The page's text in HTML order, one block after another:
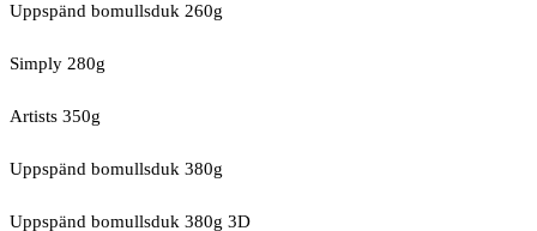
Uppspänd bomullsduk 260g
Simply 280g
Artists 350g
Uppspänd bomullsduk 380g
Uppspänd bomullsduk 380g 3D